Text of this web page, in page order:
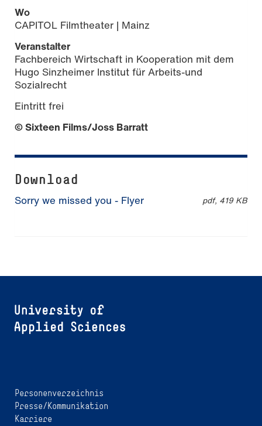
Wo
CAPITOL Filmtheater | Mainz
Veranstalter
Fachbereich Wirtschaft in Kooperation mit dem
Hugo Sinzheimer Institut für Arbeits-und
Sozialrecht
Eintritt frei
© Sixteen Films/Joss Barratt
Download
Sorry we missed you - Flyer pdf, 419 KB
Personenverzeichnis
Presse/Kommunikation
Karriere